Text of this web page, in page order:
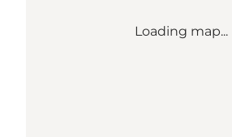
Loading map...